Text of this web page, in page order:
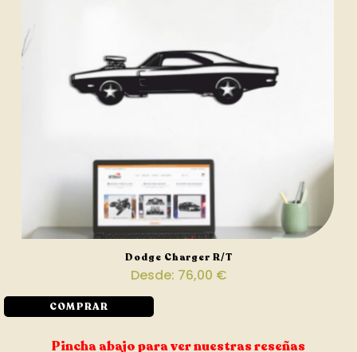
Dodge Charger R/T
Desde: 76,00 €
COMPRAR
Pincha abajo para ver nuestras reseñas